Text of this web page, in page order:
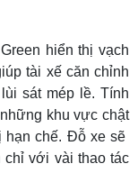
hiển thị vạch
tài xế căn chỉnh
sát mép lề. Tính
khu vực chật
hạn chế. Đỗ xe sẽ
chỉ với vài thao tác